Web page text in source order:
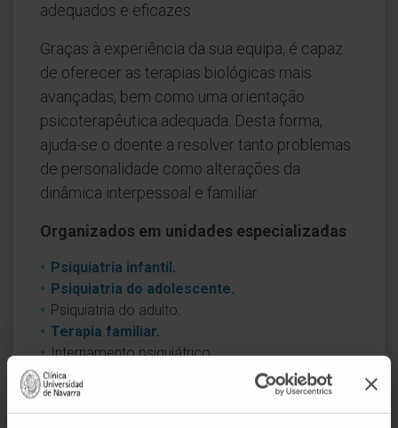
adequados e eficazes.
Graças à experiência da sua equipa, é capaz
de oferecer as terapias biológicas mais
avançadas, bem como uma orientação
psicoterapêutica adequada. Desta forma,
ajuda-se o doente a resolver tanto problemas
de personalidade como alterações da
dinâmica interpessoal e familiar.
Organizados em unidades especializadas
Psiquiatria infantil.
Psiquiatria do adolescente.
Psiquiatria do adulto.
Terapia familiar.
Internamento psiquiátrico.
Psicologia Clínica.